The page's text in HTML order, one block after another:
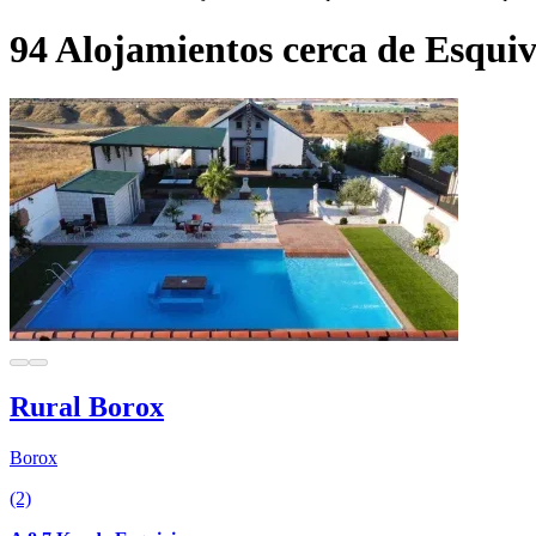
94 Alojamientos cerca de
Rural Borox
Borox
(2)